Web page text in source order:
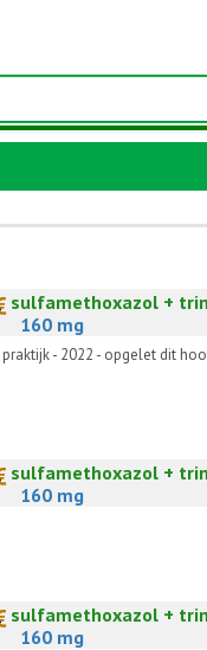
sulfamethoxazol +
160 mg
- 2022 - opgelet dit
sulfamethoxazol +
160 mg
sulfamethoxazol +
160 mg